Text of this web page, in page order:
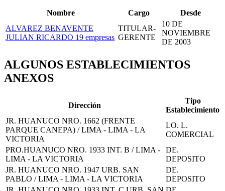
Nombre Cargo
Desde
ALVAREZ BENAVENTE
JULIAN RICARDO 19 empresas
TITULAR-
GERENTE
10 DE
NOVIEMBRE
DE 2003
ALGUNOS ESTABLECIMIENTOS
ANEXOS
Dirección
Tipo
Establecimiento
JR. HUANUCO NRO. 1662 (FRENTE
PARQUE CANEPA) / LIMA - LIMA - LA
VICTORIA
LO. L.
COMERCIAL
PRO.HUANUCO NRO. 1933 INT. B / LIMA -
LIMA - LA VICTORIA
DE.
DEPOSITO
JR. HUANUCO NRO. 1947 URB. SAN
PABLO / LIMA - LIMA - LA VICTORIA
DE.
DEPOSITO